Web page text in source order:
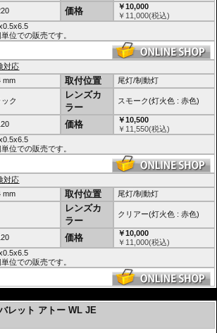
たのカスタマイズの答えがここにあります。
ス18乗のことで、製品の小ささに対する思いが込められ
採用。内蔵IC制御により330KHzで高速点滅させ、低消費
(住宅の外装にも使われる、軽量高耐久な積層ガルバリウ
商品 eマーク E13 50R
積を理由に不適合となることはありません。
ている尾灯/制動灯であり、法第75条の3第1項の規定に基
/制動灯又はこれに準ずる性能を有する尾灯/制動灯である
は印刷されているEマークと50Rを提示してください。
ちらをご確認ください。
圧 12v仕様車用
レータが必要な場合があります。レギュレータ検索からご
用していた尾灯との置き換えの場合、ナンバープレート灯
ー等との併用時は動作保証、品質保証をいたしかねま
を使用する場合はKellermann製品をご利用ください。
ュレータ、レクチファイアなどをそのまま利用する場
様車はツェナーダイオードなどで電源のスパイク対策を必
まではほぼ確実に内蔵ICが破損します。対策を行っていな
ます。
様品
本マーケット専用の特別
価格
￥10,000
￥ 11,000(税込)
位での販売です。
対応
mm 取付位置 尾灯/制動灯
ク
レンズカ
ラー
スモーク(灯火色 : 赤色)
価格
￥10,500
￥ 11,550(税込)
位での販売です。
対応
mm 取付位置 尾灯/制動灯
レンズカ
ラー
クリアー(灯火色 : 赤色)
価格
￥10,000
￥ 11,000(税込)
位での販売です。
レット アトー WL JE